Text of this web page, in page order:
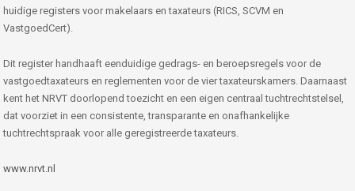
huidige registers voor makelaars en taxateurs (RICS, SCVM en
VastgoedCert).
Dit register handhaaft eenduidige gedrags- en beroepsregels voor de
vastgoedtaxateurs en reglementen voor de vier taxateurskamers. Daarnaast
kent het NRVT doorlopend toezicht en een eigen centraal tuchtrechtstelsel,
dat voorziet in een consistente, transparante en onafhankelijke
tuchtrechtspraak voor alle geregistreerde taxateurs.
www.nrvt.nl